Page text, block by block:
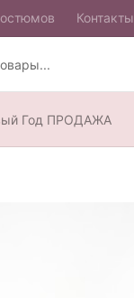
Контакты
Год ПРОДАЖА